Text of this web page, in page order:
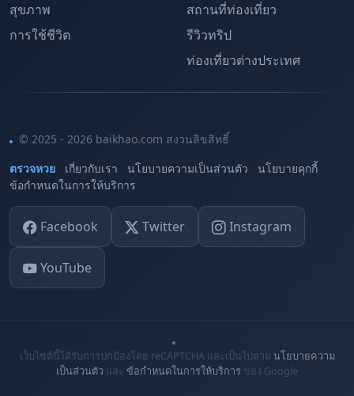
สุขภาพ
การใช้ชีวิต
สถานที่ท่องเที่ยว
รีวิวทริป
ท่องเที่ยวต่างประเทศ
© 2025 - 2026 baikhao.com สงวนลิขสิทธิ์
ตรวจหวย
เกี่ยวกับเรา นโยบายความเป็นส่วนตัว
นโยบายคุกกี้
ข้อกำหนดในการให้บริการ
Facebook Twitter Instagram
YouTube
เว็บไซต์นี้ได้รับการปกป้องโดย reCAPTCHA และเป็นไปตาม นโยบายความ
เป็นส่วนตัว และ ข้อกำหนดในการให้บริการ ของ Google